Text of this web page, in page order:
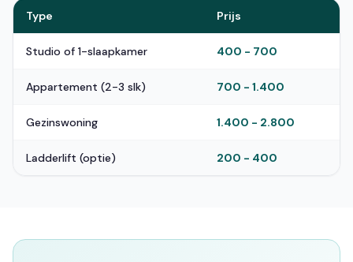
Type Prijs
Studio of 1-slaapkamer 400 - 700
Appartement (2-3 slk) 700 - 1.400
Gezinswoning 1.400 - 2.800
Ladderlift (optie) 200 - 400